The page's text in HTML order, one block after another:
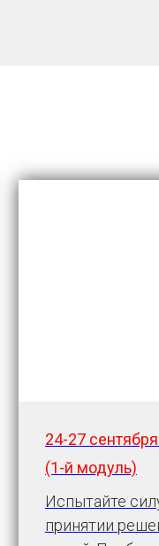
24-27 сентября
(1-й модуль)
Испытайте
принятии